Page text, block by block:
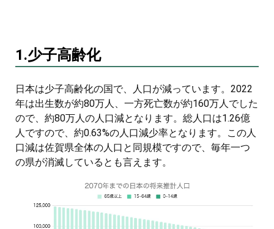
1.少子高齢化
日本は少子高齢化の国で、人口が減っています。2022
年は出生数が約80万人、一方死亡数が約160万人でした
ので、約80万人の人口減となります。総人口は1.26億
人ですので、約0.63%の人口減少率となります。この人
口減は佐賀県全体の人口と同規模ですので、毎年一つ
の県が消滅しているとも言えます。